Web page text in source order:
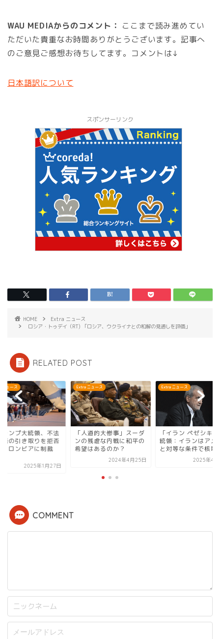
WAU MEDIAからのコメント： ここまで読み進めてい
ただいた貴重なお時間ありがとうございます。記事へ
のご意見ご感想お待ちしてます。コメントは↓
日本語訳について
スポンサーリンク
HOME
Extra ニュース
ロシア・トゥデイ（RT) 「ロシア、ウクライナとの和解の見通しを評価」
RELATED POST
ニュース
ランプ大統領、不法
者の引き取りを拒否
コロンビアに制裁
2025年1月27日
Extra ニュース
「人道的大惨事」スーダ
ンの残虐な内戦に和平の
希望はあるのか？
2024年4月25日
Extra ニュース
「イラン ペゼシキ
統領：イランはアメ
と対等な条件で核取
2025年4
COMMENT